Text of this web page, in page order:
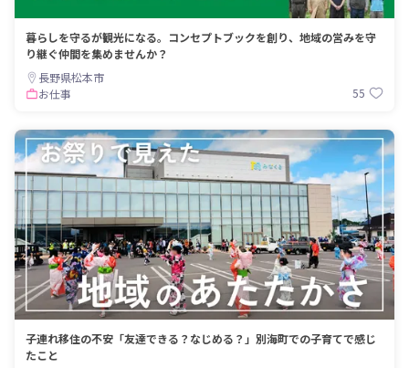
暮らしを守るが観光になる。コンセプトブックを創り、地域の営みを守
り継ぐ仲間を集めませんか？
長野県松本市
お仕事
55
子連れ移住の不安「友達できる？なじめる？」別海町での子育てで感じ
たこと